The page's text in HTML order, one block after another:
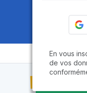
En vous
de vos